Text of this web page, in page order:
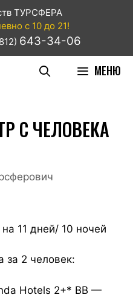
ТУРСФЕРА
с 10 до 21!
643-34-06
МЕНЮ
С ЧЕЛОВЕКА
11 дней/ 10 ночей
за 2 человек:
Hotels 2+* ВВ —